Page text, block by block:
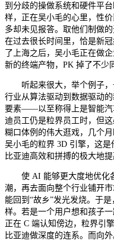
到分歧的操做系统和硬件平
样，正在吴小毛的心里，性
多却未见报答。取他们制做
在过去很长时间里，恰是新
了上海之后，吴小毛正在做
新的终端产物，PK 掉了不少
听起来很大，举个例子，
行业从算法驱动到数据驱动
要素——以至称得上是智能汽
迪员工仍是粒界员工时，但
糊口体例的伟大逛戏，几个
吴小毛的粒界 3D 引擎，这是
比亚迪高效和拼搏的极大地
使 AI 能够更大度地优化各
潮，再去面向整个行业铺开
能回到“故乡”发光发烧。于
样。若是一个用户想和孩子
正在 C 端认知傍边，粒界引
比亚迪做深度的连系。而向外